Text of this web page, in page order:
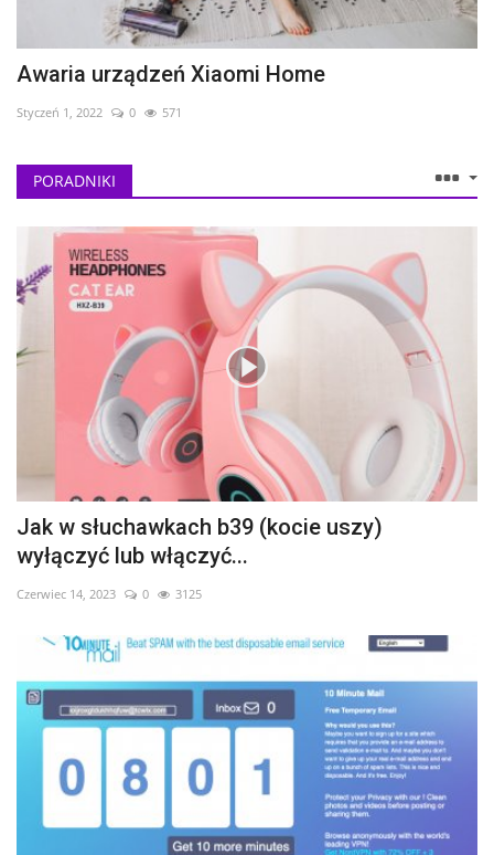
Awaria urządzeń Xiaomi Home
Styczeń 1, 2022 0 571
PORADNIKI
Jak w słuchawkach b39 (kocie uszy)
wyłączyć lub włączyć...
Czerwiec 14, 2023 0 3125